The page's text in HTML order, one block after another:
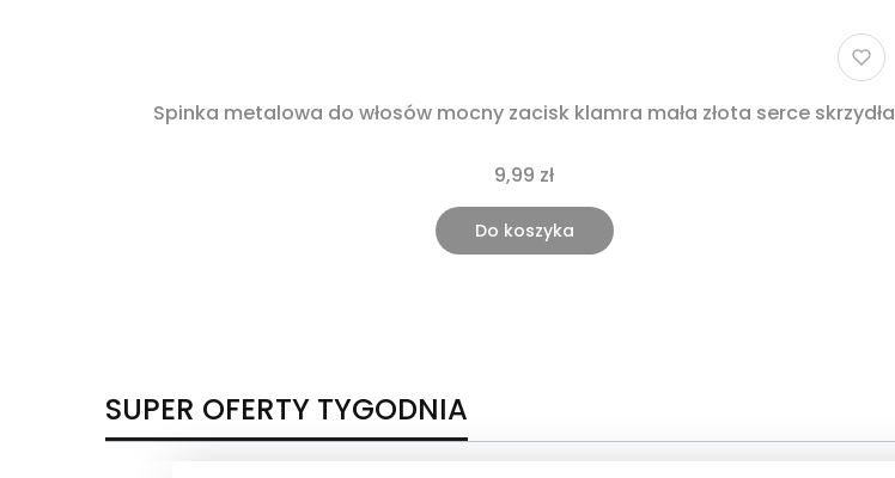
Spinka metalowa do włosów mocny zacisk klamra mała złota serce skrzydła
9,99 zł
Do koszyka
SUPER OFERTY TYGODNIA